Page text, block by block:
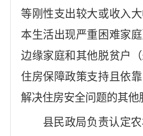
等刚性支出较大或收入
本生活出现严重困难家
边缘家庭和其他脱贫户
住房保障政策支持且依
解决住房安全问题的其他
县民政局负责认定